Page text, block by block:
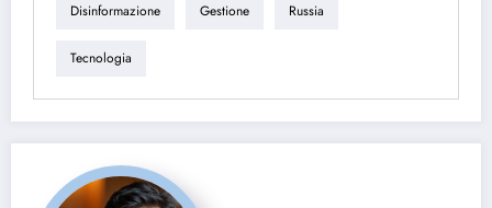
Disinformazione Gestione Russia
Tecnologia